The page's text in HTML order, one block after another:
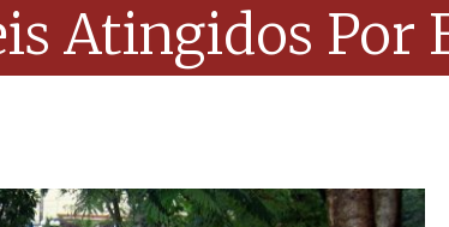
Atingidos Por